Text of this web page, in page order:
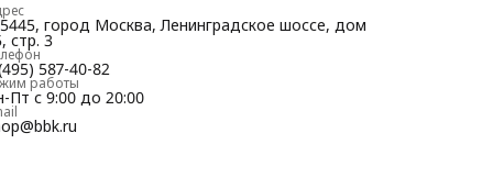
город Москва, Ленинградское шоссе, дом
стр. 3
587-40-82
работы
Пт с 9:00 до 20:00